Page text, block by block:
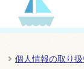
個人情報の取り